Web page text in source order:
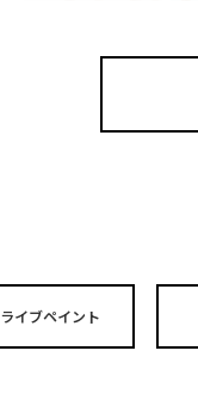
ライブペイント